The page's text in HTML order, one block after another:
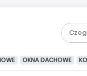
OKNA DACHOWE